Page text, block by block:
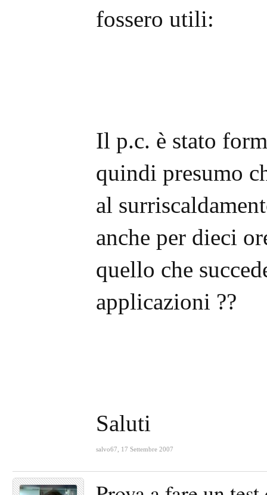
fossero utili:
Il p.c. è stato
quindi presumo
al
anche per dieci
quello che
applicazioni ??
Saluti
salvo67 17 Settembre 2007